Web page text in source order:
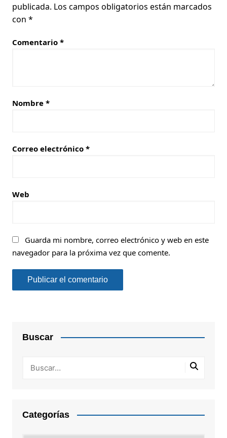
publicada. Los campos obligatorios están marcados
con *
Comentario *
Nombre *
Correo electrónico *
Web
Guarda mi nombre, correo electrónico y web en este
navegador para la próxima vez que comente.
Buscar
Categorías